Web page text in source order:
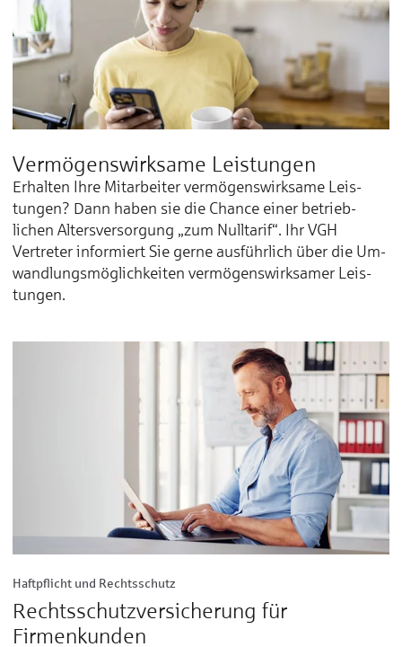
Vermögens­wirksame Leistungen
Erhalten Ihre Mitarbeiter ver­mö­gens­wirk­sa­me Leis­
tungen? Dann haben sie die Chan­ce einer be­trieb­
lichen Al­ters­ver­sor­gung „zum Null­tarif“. Ihr VGH
Vertreter in­for­miert Sie ger­ne aus­führ­lich über die Um­
wand­lungs­mög­lich­kei­ten ver­mö­gens­­wirk­sa­mer Leis­
tun­gen.
Haftpflicht und Rechtsschutz
Rechts­schutz­versicherung für
Firmenkunden